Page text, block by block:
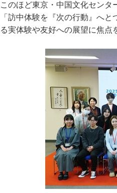
このほど東京・中国文化センタ
「訪中体験を『次の行動』へ
る実体験や友好への展望に焦点